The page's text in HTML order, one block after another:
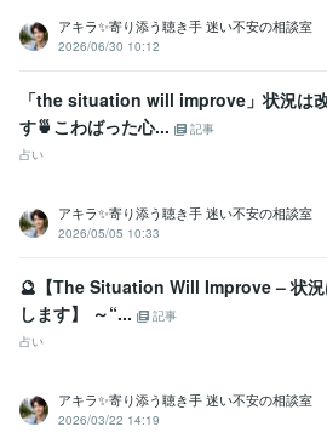
中型自動車第二種運転免許 取得年 : 2018年
乙種危険物取扱者
ビジネス・クリエイティブツール
Excel:3年PowerPoint:3年Word:3年
悩み相談・カウンセリング 傾聴カウンセ
コールセンター 派遣業
資産運用・副業の相談 投資・投機FXトレ
個人トレーダー 資産運用
アキラ✨寄り添う聴き手 迷い不安の相談室
2026/06/30 10:12
「the situation will improve」状況は
す🍵こわばった心...
記事
占い
アキラ✨寄り添う聴き手 迷い不安の相談室
2026/05/05 10:33
🔮【The Situation Will Improve – 状況
します】 ～“...
記事
占い
アキラ✨寄り添う聴き手 迷い不安の相談室
2026/03/22 14:19